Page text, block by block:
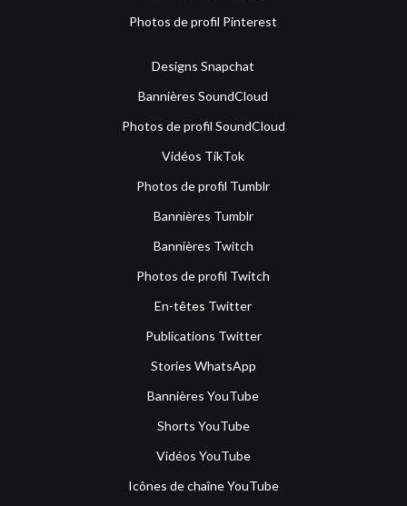
Photos de profil Pinterest
Designs Snapchat
Bannières SoundCloud
Photos de profil SoundCloud
Vidéos TikTok
Photos de profil Tumblr
Bannières Tumblr
Bannières Twitch
Photos de profil Twitch
En-têtes Twitter
Publications Twitter
Stories WhatsApp
Bannières YouTube
Shorts YouTube
Vidéos YouTube
Icônes de chaîne YouTube